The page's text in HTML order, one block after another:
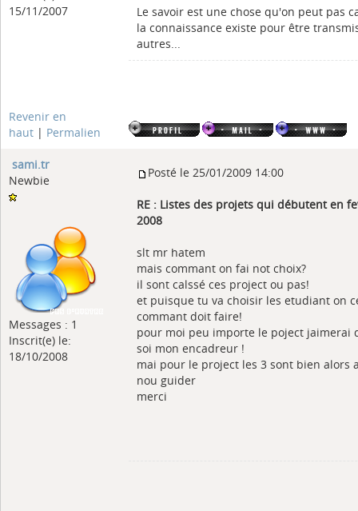
15/11/2007
Le savoir est une chose qu'on peut pas
la connaissance existe pour être
autres...
Revenir en
haut | Permalien
sami.tr
Newbie
Messages : 1
Inscrit(e) le:
18/10/2008
Posté le 25/01/2009 14:00
RE : Listes des projets qui débutent en
2008
slt mr hatem
mais commant on fai not choix?
il sont calssé ces project ou pas!
et puisque tu va choisir les etudiant on
commant doit faire!
pour moi peu importe le poject jaimerai
soi mon encadreur !
mai pour le project les 3 sont bien alors
nou guider
merci